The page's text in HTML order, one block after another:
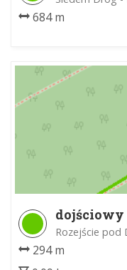
684 m
dojściowy
Rozejście pod
294 m